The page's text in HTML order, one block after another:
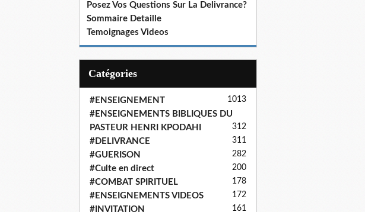
Posez Vos Questions Sur La Delivrance?
Sommaire Detaille
Temoignages Videos
Catégories
#ENSEIGNEMENT 1013
#ENSEIGNEMENTS BIBLIQUES DU
PASTEUR HENRI KPODAHI
312
#DELIVRANCE 311
#GUERISON 282
#Culte en direct 200
#COMBAT SPIRITUEL 178
#ENSEIGNEMENTS VIDEOS 172
#INVITATION 161